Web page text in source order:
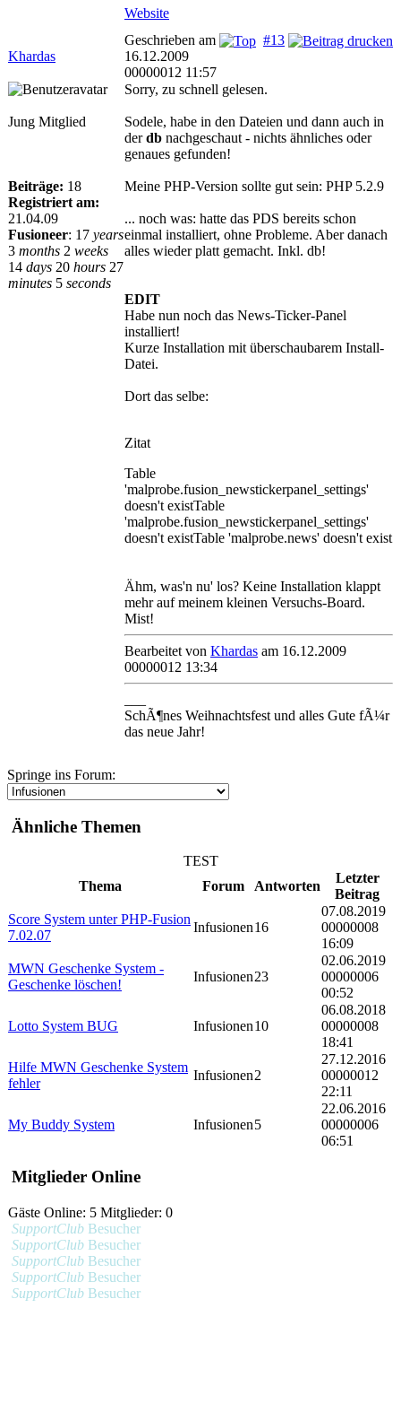
Website
Khardas
#13
Geschrieben am
16.12.2009
00000012 11:57
Jung Mitglied
Beiträge: 18
Registriert am:
21.04.09
Fusioneer: 17 years
3 months 2 weeks
14 days 20 hours 27
minutes 5 seconds
Sorry, zu schnell gelesen.
Sodele, habe in den Dateien und dann auch in
derdb nachgeschaut - nichts ähnliches oder
genaues gefunden!
Meine PHP-Version sollte gut sein: PHP 5.2.9
... noch was: hatte das PDS bereits schon
einmal installiert, ohne Probleme. Aber danach
alles wieder platt gemacht. Inkl. db!
EDIT
Habe nun noch das News-Ticker-Panel
installiert!
Kurze Installation mit überschaubarem Install-
Datei.
Dort das selbe:
Zitat
Table
'malprobe.fusion_newstickerpanel_settings'
doesn't existTable
'malprobe.fusion_newstickerpanel_settings'
doesn't existTable 'malprobe.news' doesn't exist
Ähm, was'n nu' los? Keine Installation klappt
mehr auf meinem kleinen Versuchs-Board.
Mist!
Bearbeitet von Khardas am 16.12.2009
00000012 13:34
SchÃ¶nes Weihnachtsfest und alles Gute fÃ¼r
das neue Jahr!
Springe ins Forum:
Ähnliche Themen
TEST
Thema
Forum Antworten
Letzter
Beitrag
Score System unter PHP-Fusion
7.02.07
Infusionen16
07.08.2019
00000008
16:09
MWN Geschenke System -
Geschenke löschen!
Infusionen23
02.06.2019
00000006
00:52
Lotto System BUG Infusionen10
06.08.2018
00000008
18:41
Hilfe MWN Geschenke System
fehler
Infusionen2
27.12.2016
00000012
22:11
My Buddy System Infusionen5
22.06.2016
00000006
06:51
Mitglieder Online
Gäste Online: 5 Mitglieder: 0
SupportClub Besucher
SupportClub Besucher
SupportClub Besucher
SupportClub Besucher
SupportClub Besucher